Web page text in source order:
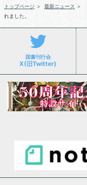
トップページ ＞ 最新ニュース ＞
れました。
国書刊行会
X(旧Twitter)